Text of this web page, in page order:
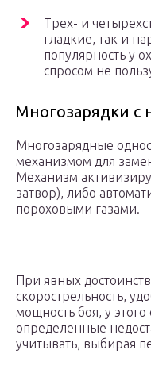
Трех- и
гладкие, так и
популярность у
спросом не
Многозарядки с
Многозарядные
механизмом для
Механизм
затвор), либо
пороховыми газами.
При явных
скорострельность,
мощность боя, у
определенные
учитывать, выбирая